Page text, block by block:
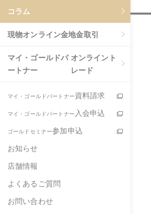
コラム
現物オンライン金地金取引
マイ・ゴールドパ
ートナー
オンライント
レード
マイ・ゴールドパートナー資料請求
マイ・ゴールドパートナー 入会申込
ゴールドセミナー参加申込
お知らせ
店舗情報
よくあるご質問
お問い合わせ